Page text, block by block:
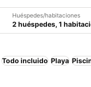
Huéspedes/habitaciones
2 huéspedes, 1
Todo incluido Playa